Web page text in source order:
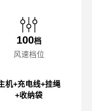
100档
风速档位
机+充电线+挂绳
+收纳袋